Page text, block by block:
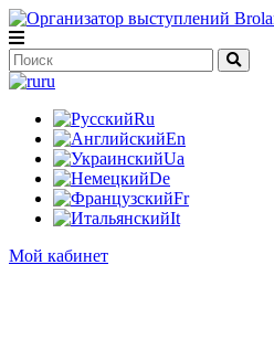
ru
Ru
En
Ua
De
Fr
It
Мой кабинет